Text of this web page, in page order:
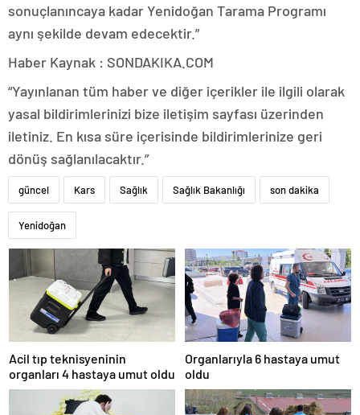
sonuçlanıncaya kadar Yenidoğan Tarama Programı
aynı şekilde devam edecektir.”
Haber Kaynak : SONDAKIKA.COM
“Yayınlanan tüm haber ve diğer içerikler ile ilgili olarak
yasal bildirimlerinizi bize iletişim sayfası üzerinden
iletiniz. En kısa süre içerisinde bildirimlerinize geri
dönüş sağlanılacaktır.”
güncel Kars Sağlık Sağlık Bakanlığı son dakika
Yenidoğan
Acil tıp teknisyeninin
organları 4 hastaya umut oldu
Organlarıyla 6 hastaya umut
oldu